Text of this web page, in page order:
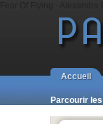
Accueil
Parcourir